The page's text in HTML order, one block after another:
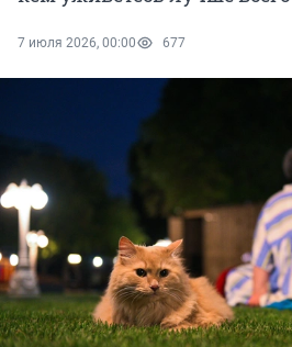
7 июля 2026, 00:00 677